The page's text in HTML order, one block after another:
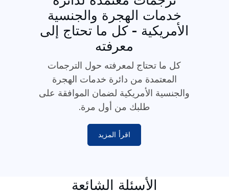
خدمات الهجرة والجنسية
الأمريكية - كل ما تحتاج إلى
معرفته
كل ما تحتاج لمعرفته حول الترجمات
المعتمدة من دائرة خدمات الهجرة
والجنسية الأمريكية لضمان الموافقة على
طلبك من أول مرة.
اقرأ المزيد
الأسئلة الشائعة